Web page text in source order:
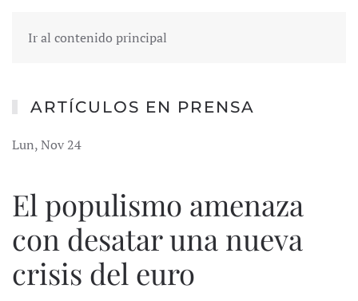
Ir al contenido principal
ARTÍCULOS EN PRENSA
Lun, Nov 24
El populismo amenaza
con desatar una nueva
crisis del euro